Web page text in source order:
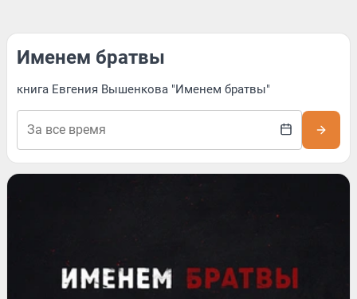
Именем братвы
книга Евгения Вышенкова "Именем братвы"